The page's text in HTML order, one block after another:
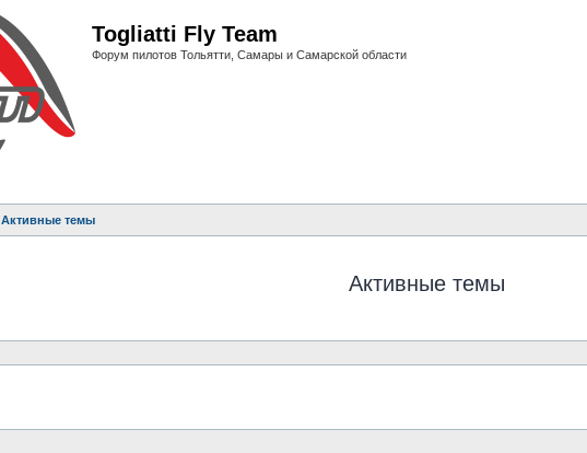
Togliatti Fly Team
Форум пилотов Тольятти, Самары и Самарской области
Активные темы
Активные темы